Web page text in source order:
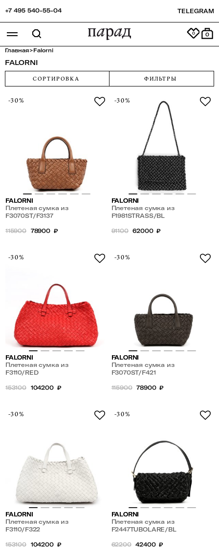
+7 495 540-55-04 TELEGRAM
0
Главная>Falorni
FALORNI
СОРТИРОВКА ФИЛЬТРЫ
-30%
FALORNI
Плетеная сумка из
натуральной кожи
F3070ST/F3137
115900 78900 ₽
-30%
FALORNI
Плетеная сумка из
натуральной кожи со
F1981STRASS/BL
91100 62000 ₽
-30%
FALORNI
Плетеная сумка из
натуральной кожи
F3110/RED
153100 104200 ₽
-30%
FALORNI
Плетеная сумка из
натуральной кожи
F3070ST/F421
115900 78900 ₽
-30%
FALORNI
Плетеная сумка из
натуральной кожи
F3110/F322
153100 104200 ₽
-30%
FALORNI
Плетеная сумка из
натуральной кожи
F2447TUBOLARE/BL
62200 42400 ₽